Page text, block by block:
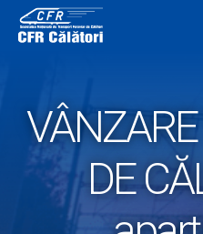
content
DE